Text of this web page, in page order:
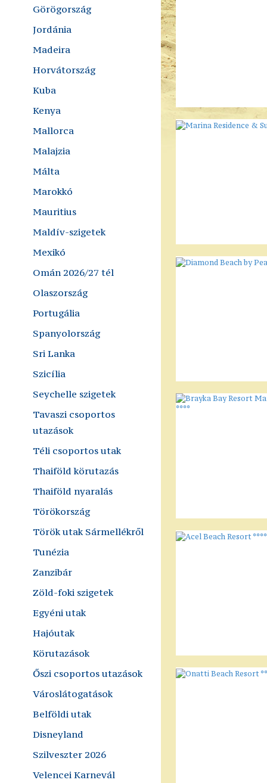
Görögország
Jordánia
Madeira
Horvátország
Kuba
Kenya
Mallorca
Malajzia
Málta
Marokkó
Mauritius
Maldív-szigetek
Mexikó
Omán 2026/27 tél
Olaszország
Portugália
Spanyolország
Sri Lanka
Szicília
Seychelle szigetek
Tavaszi csoportos
utazások
Téli csoportos utak
Thaiföld körutazás
Thaiföld nyaralás
Törökország
Török utak Sármellékről
Tunézia
Zanzibár
Zöld-foki szigetek
Egyéni utak
Hajóutak
Körutazások
Őszi csoportos utazások
Városlátogatások
Belföldi utak
Disneyland
Szilveszter 2026
Velencei Karnevál